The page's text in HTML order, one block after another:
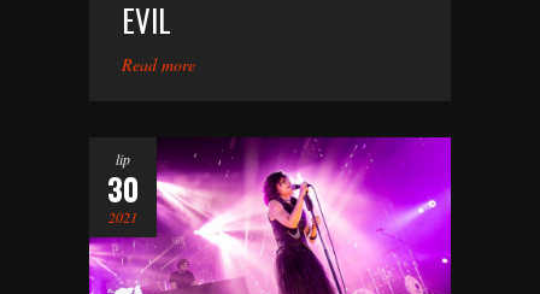
EVIL
Read more
lip
30
2021